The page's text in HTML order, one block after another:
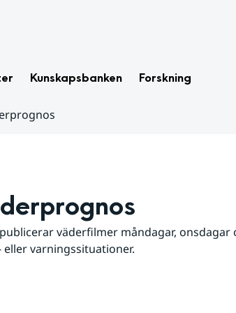
Kunskapsbanken Forskning
väderfilmer måndagar, onsdagar
eller varningssituationer.